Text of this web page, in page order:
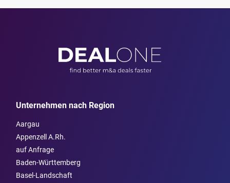
Unternehmen nach Region
Aargau
Appenzell A.Rh.
auf Anfrage
Baden-Württemberg
Basel-Landschaft